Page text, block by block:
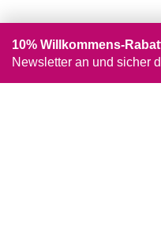
10% Willkommens-
Newsletter an und sicher